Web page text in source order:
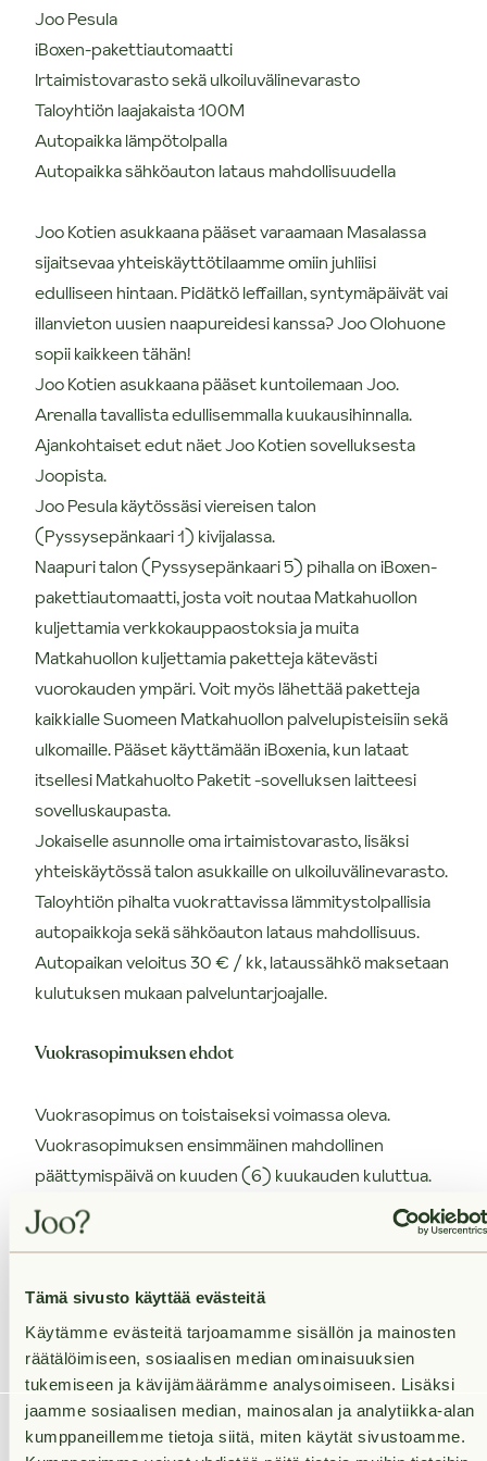
Tämä sivusto käyttää evästeitä
Käytämme evästeitä tarjoamamme sisällön ja mainosten
räätälöimiseen, sosiaalisen median ominaisuuksien
tukemiseen ja kävijämäärämme analysoimiseen. Lisäksi
jaamme sosiaalisen median, mainosalan ja analytiikka-alan
kumppaneillemme tietoja siitä, miten käytät sivustoamme.
Joo Pesula
iBoxen-pakettiautomaatti
Irtaimistovarasto sekä ulkoiluvälinevarasto
Taloyhtiön laajakaista 100M
Autopaikka lämpötolpalla
Autopaikka sähköauton lataus mahdollisuudella
Joo Kotien asukkaana pääset varaamaan Masalassa
sijaitsevaa yhteiskäyttötilaamme omiin juhliisi
edulliseen hintaan. Pidätkö leffaillan, syntymäpäivät vai
illanvieton uusien naapureidesi kanssa? Joo Olohuone
sopii kaikkeen tähän!
Joo Kotien asukkaana pääset kuntoilemaan Joo.
Arenalla tavallista edullisemmalla kuukausihinnalla.
Ajankohtaiset edut näet Joo Kotien sovelluksesta
Joopista.
Joo Pesula käytössäsi viereisen talon
(Pyssysepänkaari 1) kivijalassa.
Naapuri talon (Pyssysepänkaari 5) pihalla on iBoxen-
pakettiautomaatti, josta voit noutaa Matkahuollon
kuljettamia verkkokauppaostoksia ja muita
Matkahuollon kuljettamia paketteja kätevästi
vuorokauden ympäri. Voit myös lähettää paketteja
kaikkialle Suomeen Matkahuollon palvelupisteisiin sekä
ulkomaille. Pääset käyttämään iBoxenia, kun lataat
itsellesi Matkahuolto Paketit -sovelluksen laitteesi
sovelluskaupasta.
Jokaiselle asunnolle oma irtaimistovarasto, lisäksi
yhteiskäytössä talon asukkaille on ulkoiluvälinevarasto.
Taloyhtiön pihalta vuokrattavissa lämmitystolpallisia
autopaikkoja sekä sähköauton lataus mahdollisuus.
Autopaikan veloitus 30 € / kk, lataussähkö maksetaan
kulutuksen mukaan palveluntarjoajalle.
Vuokrasopimuksen ehdot
Vuokrasopimus on toistaiseksi voimassa oleva.
Vuokrasopimuksen ensimmäinen mahdollinen
päättymispäivä on kuuden (6) kuukauden kuluttua.
Edellytämme puhtaita luottotietoja ja tarkistamme
vuokranmaksukyvyn. Laaja kotivakuutus
sähkösopimuksen valitsemansa sähköyhtiön kanssa.
Olisiko tässä uusi kotisi?
Varaa asunto itsellesi klikkaamalla "Vuokraa asunto" ja
muuta uuteen huolettomaan kotiisi! Varausta